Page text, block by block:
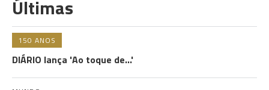
Últimas
150 ANOS
DIÁRIO lança 'Ao toque de...'